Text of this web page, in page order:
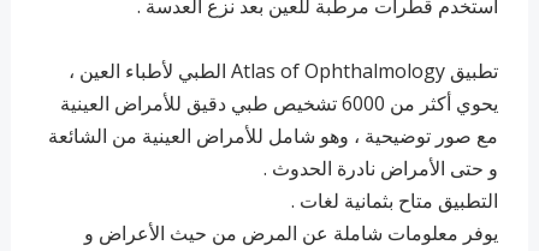
استخدم قطرات مرطبة للعين بعد نزع العدسة .
تطبيق Atlas of Ophthalmology الطبي لأطباء العين ،
يحوي أكثر من 6000 تشخيص طبي دقيق للأمراض العينية
مع صور توضيحية ، وهو شامل للأمراض العينية من الشائعة
و حتى الأمراض نادرة الحدوث .
التطبيق متاح بثمانية لغات .
يوفر معلومات شاملة عن المرض من حيث الأعراض و